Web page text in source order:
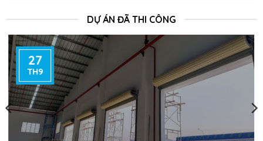
DỰ ÁN ĐÃ THI CÔNG
27
TH9